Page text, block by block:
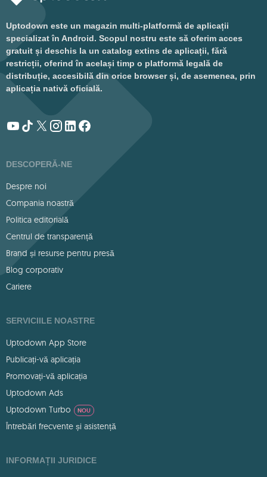
Uptodown este un magazin multi-platformă de aplicații
specializat în Android. Scopul nostru este să oferim acces
gratuit și deschis la un catalog extins de aplicații, fără
restricții, oferind în același timp o platformă legală de
distribuție, accesibilă din orice browser și, de asemenea, prin
aplicația nativă oficială.
DESCOPERĂ-NE
Despre noi
Compania noastră
Politica editorială
Centrul de transparență
Brand și resurse pentru presă
Blog corporativ
Cariere
SERVICIILE NOASTRE
Uptodown App Store
Publicați-vă aplicația
Promovați-vă aplicația
Uptodown Ads
Uptodown Turbo
NOU
Întrebări frecvente și asistență
INFORMAȚII JURIDICE